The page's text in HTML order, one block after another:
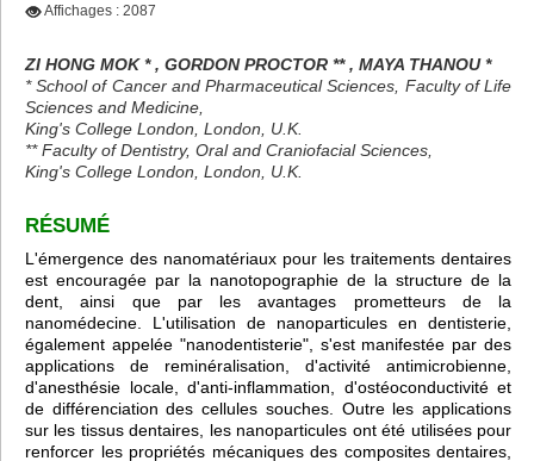
Affichages : 2087
ZI HONG MOK * , GORDON PROCTOR ** , MAYA THANOU *
* School of Cancer and Pharmaceutical Sciences, Faculty of Life
Sciences and Medicine,
King's College London, London, U.K.
** Faculty of Dentistry, Oral and Craniofacial Sciences,
King's College London, London, U.K.
RÉSUMÉ
L'émergence des nanomatériaux pour les traitements dentaires
est encouragée par la nanotopographie de la structure de la
dent, ainsi que par les avantages prometteurs de la
nanomédecine. L'utilisation de nanoparticules en dentisterie,
également appelée "nanodentisterie", s'est manifestée par des
applications de reminéralisation, d'activité antimicrobienne,
d'anesthésie locale, d'anti-inflammation, d'ostéoconductivité et
de différenciation des cellules souches. Outre les applications
sur les tissus dentaires, les nanoparticules ont été utilisées pour
renforcer les propriétés mécaniques des composites dentaires,